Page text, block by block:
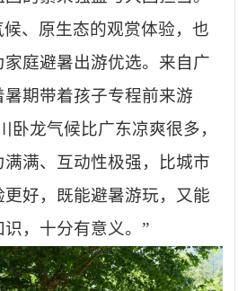
、原生态的观赏体验，也
庭避暑出游优选。来自广
期带着孩子专程前来游
卧龙气候比广东凉爽很多，
满、互动性极强，比城市
好，既能避暑游玩，又能
，十分有意义。”